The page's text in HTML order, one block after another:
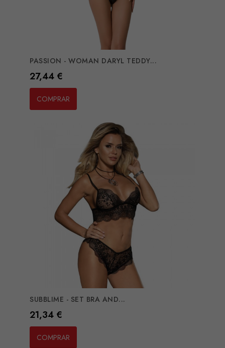
PASSION - WOMAN DARYL TEDDY...
Preço
27,44 €
COMPRAR
SUBBLIME - SET BRA AND...
Preço
21,34 €
COMPRAR